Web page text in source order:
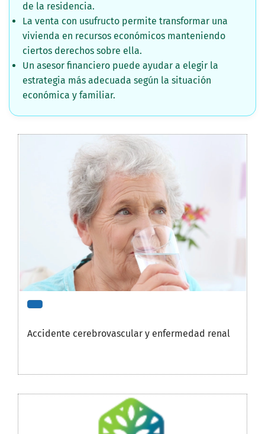
de la residencia.
La venta con usufructo permite transformar una
vivienda en recursos económicos manteniendo
ciertos derechos sobre ella.
Un asesor financiero puede ayudar a elegir la
estrategia más adecuada según la situación
económica y familiar.
Accidente cerebrovascular y enfermedad renal